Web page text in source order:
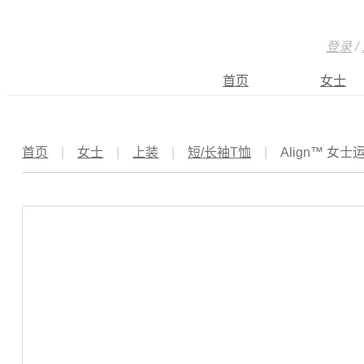
登录/
首页 女士
首页 女士 上装 短/长袖T恤 Align™ 女士